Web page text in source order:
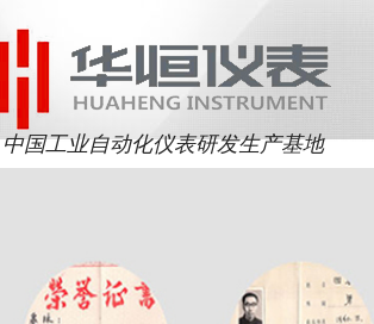
中国工业自动化仪表研发生产基地